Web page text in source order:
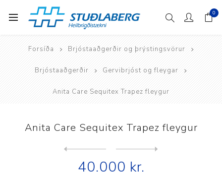
0
Forsíða Brjóstaaðgerðir og þrýstingsvörur
Brjóstaaðgerðir Gervibrjóst og fleygar
Anita Care Sequitex Trapez fleygur
Anita Care Sequitex Trapez fleygur
40.000 kr.